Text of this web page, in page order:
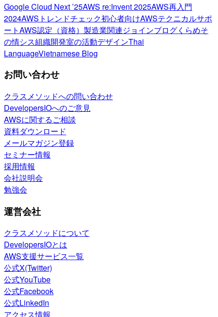
Google Cloud Next ’25AWS re:Invent 2025AWS再入門
2024AWSトレンドチェック初心者向けAWSテクニカルサポ
ートAWS認定（資格） 製造業関連ジョインブログくらめそ
の情シス組織開発室の活動デザインThai
LanguageVietnamese Blog
お問い合わせ
クラスメソッドへの問い合わせ
DevelopersIOへのご意見
AWSに関するご相談
資料ダウンロード
メールマガジン登録
セミナー情報
採用情報
会社説明会
勉強会
運営会社
クラスメソッドについて
DevelopersIOとは
AWS支援サービス一覧
公式X(Twitter)
公式YouTube
公式Facebook
公式LinkedIn
アクセス情報